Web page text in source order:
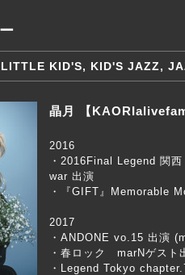
LITTLE KID'S, KID'S JAZZ,
晶月 【
2016
・2016Final Legend 関
war 出演
・『GIFT』Memorable
2017
・ANDONE vo.15 出演
・春ロック marNゲスト
・Legend Tokyo